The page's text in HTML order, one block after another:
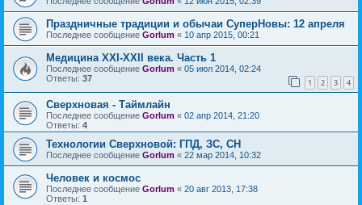
Праздничные традиции и обычаи СуперНовы: 12 апреля
Последнее сообщение Gorlum « 10 апр 2015, 00:21
Медицина XXI-XXII века. Часть 1
Последнее сообщение Gorlum « 05 июл 2014, 02:24
Ответы: 37 1 2 3 4
Сверхновая - Таймлайн
Последнее сообщение Gorlum « 02 апр 2014, 21:20
Ответы: 4
Технологии Сверхновой: ГПД, ЗС, СН
Последнее сообщение Gorlum « 22 мар 2014, 10:32
Человек и космос
Последнее сообщение Gorlum « 20 авг 2013, 17:38
Ответы: 1